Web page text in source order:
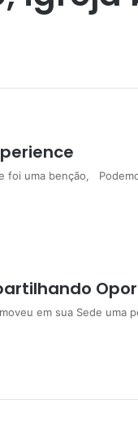
foi uma benção,
em sua Sede uma